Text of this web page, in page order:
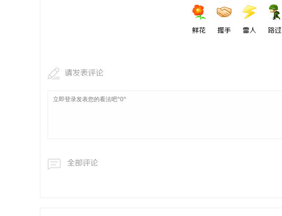
鲜花 握手 雷人 路过
请发表评论
全部评论